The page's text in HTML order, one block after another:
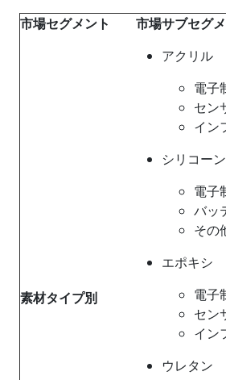
市場セグメント
市場サブセグ
素材タイプ別
アクリル
電子
セン
イン
シリコーン
電子
バッ
その
エポキシ
電子
セン
イン
ウレタン